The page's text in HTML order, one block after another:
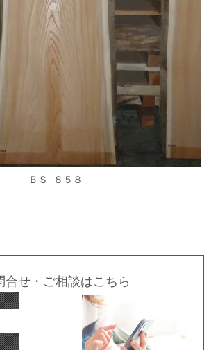
ＢＳ−８５８
合せ・ご相談はこちら